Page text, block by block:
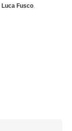
Luca Fusco.